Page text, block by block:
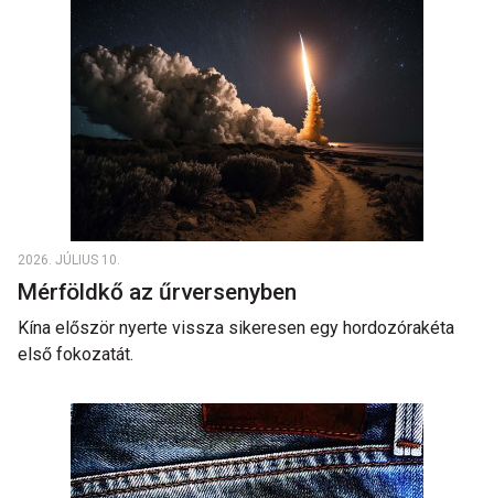
2026. JÚLIUS 10.
Mérföldkő az űrversenyben
Kína először nyerte vissza sikeresen egy hordozórakéta
első fokozatát.